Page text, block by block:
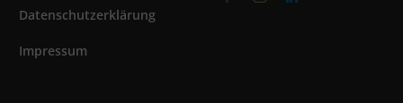
Datenschutzerklärung
Impressum